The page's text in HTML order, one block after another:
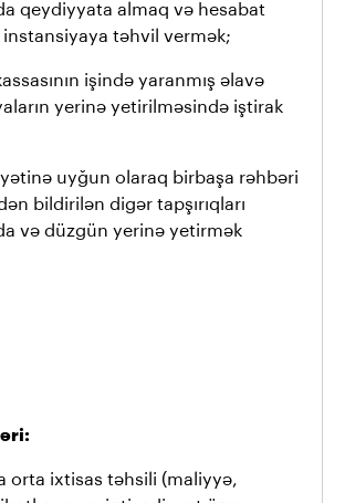
qeydiyyata almaq və hesabat
təhvil vermək;
işində yaranmış əlavə
yerinə yetirilməsində iştirak
uyğun olaraq birbaşa rəhbəri
bildirilən digər tapşırıqları
və düzgün yerinə yetirmək
orta ixtisas təhsili (maliyyə,